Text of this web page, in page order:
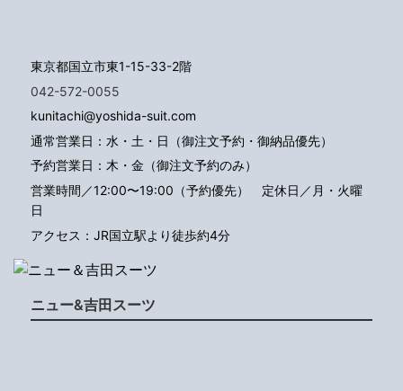
東京都国立市東1-15-33-2階
042-572-0055
kunitachi@yoshida-suit.com
通常営業日：水・土・日（御注文予約・御納品優先）
予約営業日：木・金（御注文予約のみ）
営業時間／12:00〜19:00（予約優先） 定休日／月・火曜
日
アクセス：JR国立駅より徒歩約4分
ニュー&吉田スーツ